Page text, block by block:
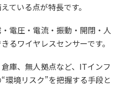
ている点が特長です。
電圧・電流・振動・開閉・人
るワイヤレスセンサーです。
庫、無人拠点など、ITインフ
環境リスク”を把握する手段と